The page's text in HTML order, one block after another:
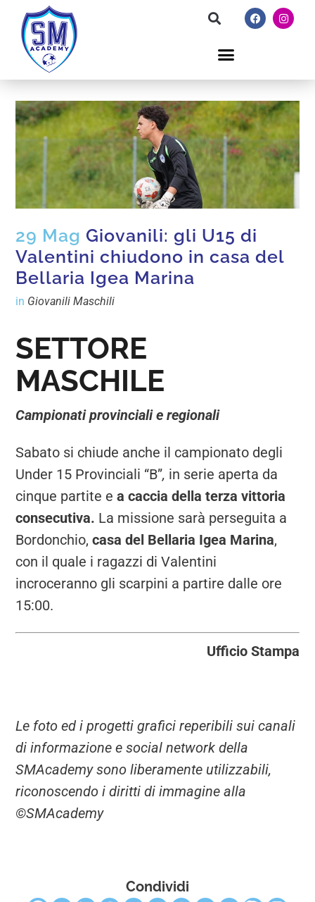
29 Mag Giovanili: gli U15 di
Valentini chiudono in casa del
Bellaria Igea Marina
in Giovanili Maschili
SETTORE
MASCHILE
Campionati provinciali e regionali
Sabato si chiude anche il campionato degli
Under 15 Provinciali “B”, in serie aperta da
cinque partite ea caccia della terza vittoria
consecutiva. La missione sarà perseguita a
Bordonchio,casa del Bellaria Igea Marina,
con il quale i ragazzi di Valentini
incroceranno gli scarpini a partire dalle ore
15:00.
Ufficio Stampa
Le foto ed i progetti grafici reperibili sui canali
di informazione e social network della
SMAcademy sono liberamente utilizzabili,
riconoscendo i diritti di immagine alla
©SMAcademy
Condividi